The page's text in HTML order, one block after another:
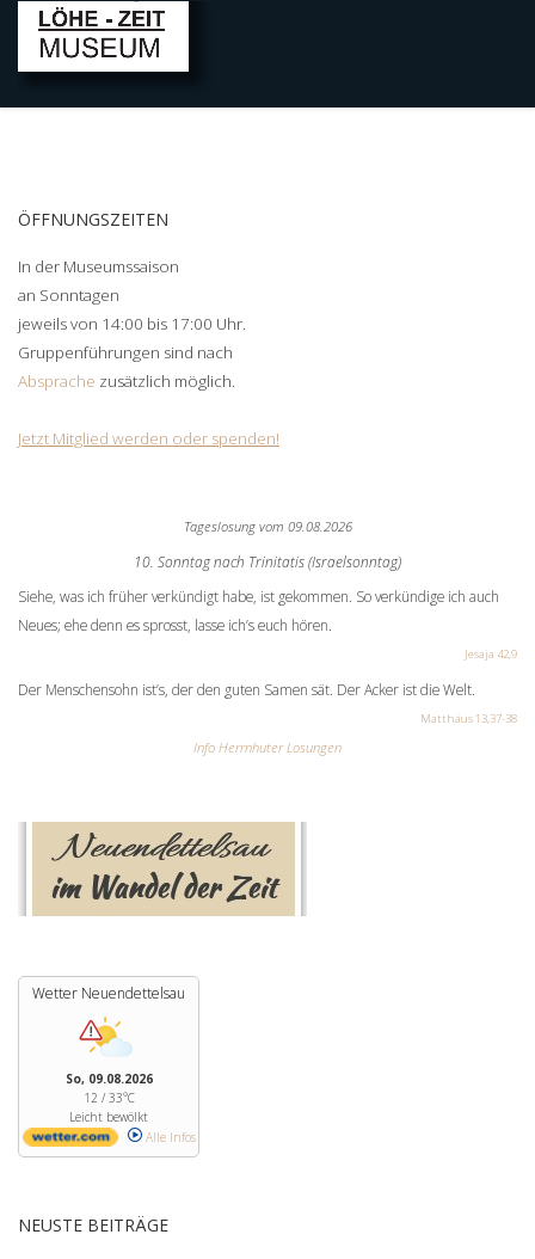
ÖFFNUNGSZEITEN
In der Museumssaison
an Sonntagen
jeweils von 14:00 bis 17:00 Uhr.
Gruppenführungen sind nach
Absprache zusätzlich möglich.
Jetzt Mitglied werden oder spenden!
Tageslosung vom 09.08.2026
10. Sonntag nach Trinitatis (Israelsonntag)
Siehe, was ich früher verkündigt habe, ist gekommen. So verkündige ich auch
Neues; ehe denn es sprosst, lasse ich’s euch hören.
Jesaja 42,9
Der Menschensohn ist’s, der den guten Samen sät. Der Acker ist die Welt.
Matthäus 13,37-38
Info Herrnhuter Losungen
Wetter Neuendettelsau
So, 09.08.2026
12 / 33°C
Leicht bewölkt
Alle Infos
NEUSTE BEITRÄGE